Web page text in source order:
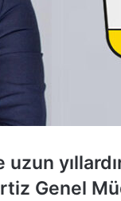
Genel